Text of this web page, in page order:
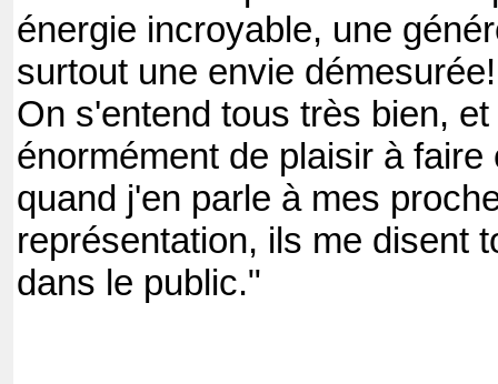
énergie incroyable, une
surtout une envie démesurée!
On s'entend tous très bien,
énormément de plaisir à
quand j'en parle à mes
représentation, ils me disent
dans le public."